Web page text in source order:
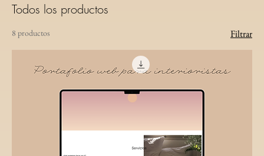
Todos los productos
8 productos Filtrar